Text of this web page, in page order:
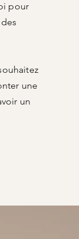
pour
une
un